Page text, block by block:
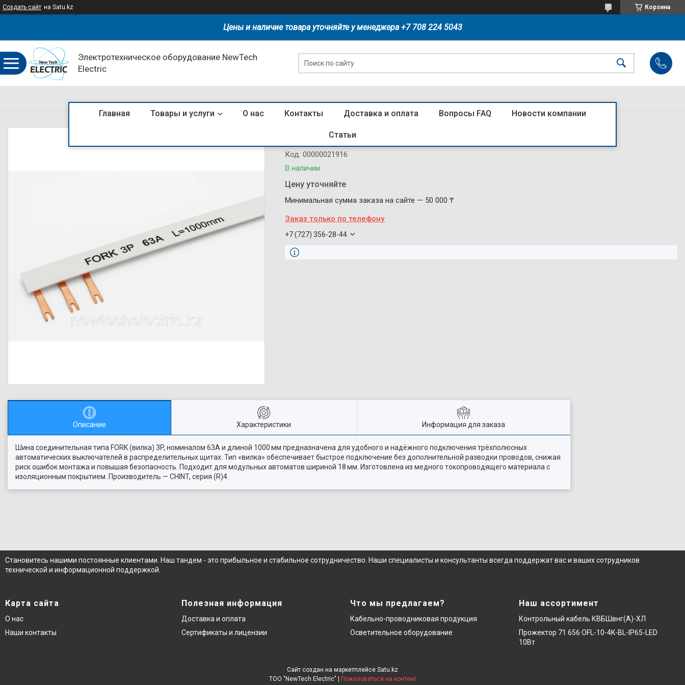
Создать сайт на Satu.kz Корзина
Цены и наличие товара уточняйте у менеджера +7 708 224 5043
Электротехническое оборудование NewTech
Electric
Главная Товары и услуги О нас Контакты Доставка и оплата Вопросы FAQ Новости компании
Статьи
811010 Шина соединительная типа FORK 3P, 63А, L=1000мм (R)4
В наличии
Код:00000021916
Цену уточняйте
Минимальная сумма заказа на сайте — 50 000 ₸
Заказ только по телефону
+7 (727) 356-28-44
Описание Характеристики Информация для заказа
Шина соединительная типа FORK (вилка) 3P, номиналом 63А и длиной 1000 мм предназначена для удобного и надёжного подключения трёхполюсных
автоматических выключателей в распределительных щитах. Тип «вилка» обеспечивает быстрое подключение без дополнительной разводки проводов, снижая
риск ошибок монтажа и повышая безопасность. Подходит для модульных автоматов шириной 18 мм. Изготовлена из медного токопроводящего материала с
изоляционным покрытием. Производитель — CHINT, серия (R)4.
Становитесь нашими постоянные клиентами. Наш тандем - это прибыльное и стабильное сотрудничество. Наши специалисты и консультанты всегда поддержат вас и ваших сотрудников
технической и информационной поддержкой.
Карта сайта
О нас
Наши контакты
Полезная информация
Доставка и оплата
Сертификаты и лицензии
Что мы предлагаем?
Кабельно-проводниковая продукция
Осветительное оборудование
Наш ассортимент
Контрольный кабель КВБШвнг(А)-ХЛ
Прожектор 71 656 OFL-10-4K-BL-IP65-LED
10Вт
Сайт создан на маркетплейсе Satu.kz
Пожаловаться на контент